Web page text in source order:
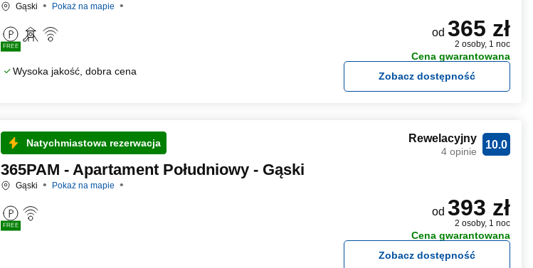
Gąski Pokaż na mapie
FREE
Wysoka jakość, dobra cena
od 365 zł
2 osoby, 1 noc
Cena gwarantowana
Zobacz dostępność
Natychmiastowa rezerwacja
365PAM - Apartament Południowy - Gąski
Gąski Pokaż na mapie
FREE
10.0
Rewelacyjny
4 opinie
od 393 zł
2 osoby, 1 noc
Cena gwarantowana
Zobacz dostępność